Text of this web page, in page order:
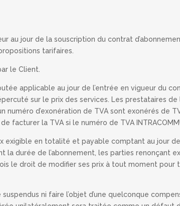
au jour de la souscription du contrat
tarifaires.
le Client.
applicable au jour de l’entrée en vigueur du
sur le prix des services. Les prestataires de
numéro d’exonération de TVA sont exonérés de
facturer la TVA si le numéro de TVA
exigible en totalité et payable comptant au jour
durée de l’abonnement, les parties renonçant
le droit de modifier ses prix à tout moment
ni faire l’objet d’une quelconque